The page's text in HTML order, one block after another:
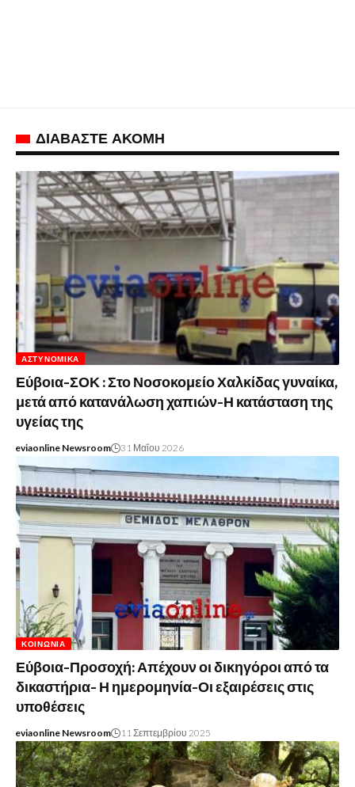
ΔΙΑΒΑΣΤΕ ΑΚΟΜΗ
ΑΣΤΥΝΟΜΙΚΆ
Εύβοια-ΣΟΚ : Στο Νοσοκομείο Χαλκίδας γυναίκα,
μετά από κατανάλωση χαπιών-Η κατάσταση της
υγείας της
eviaonline Newsroom 31 Μαΐου 2026
ΚΟΙΝΩΝΊΑ
Εύβοια-Προσοχή: Απέχουν οι δικηγόροι από τα
δικαστήρια- Η ημερομηνία-Οι εξαιρέσεις στις
υποθέσεις
eviaonline Newsroom 11 Σεπτεμβρίου 2025